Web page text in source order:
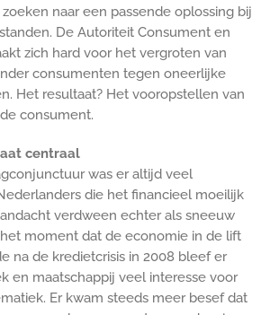
naar een passende oplossing bij
De Autoriteit Consument en
zich hard voor het vergroten van
consumenten tegen oneerlijke
Het resultaat? Het vooropstellen van
consument.
centraal
was er altijd veel
die het financieel moeilijk
verdween echter als sneeuw
moment dat de economie in de lift
na de kredietcrisis in 2008 bleef er
en maatschappij veel interesse voor
Er kwam steeds meer besef dat